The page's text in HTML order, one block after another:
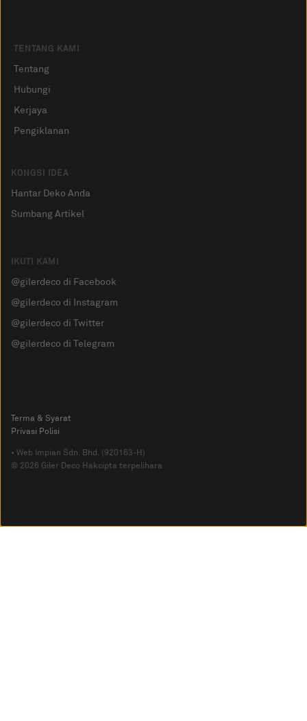
TENTANG KAMI
Tentang
Hubungi
Kerjaya
Pengiklanan
KONGSI IDEA
Hantar Deko Anda
Sumbang Artikel
IKUTI KAMI
@gilerdeco di Facebook
@gilerdeco di Instagram
@gilerdeco di Twitter
@gilerdeco di Telegram
© 2026 Giler Deco Hakcipta terpelihara
• Web Impian Sdn. Bhd. (920163-H)
Privasi Polisi
Terma & Syarat